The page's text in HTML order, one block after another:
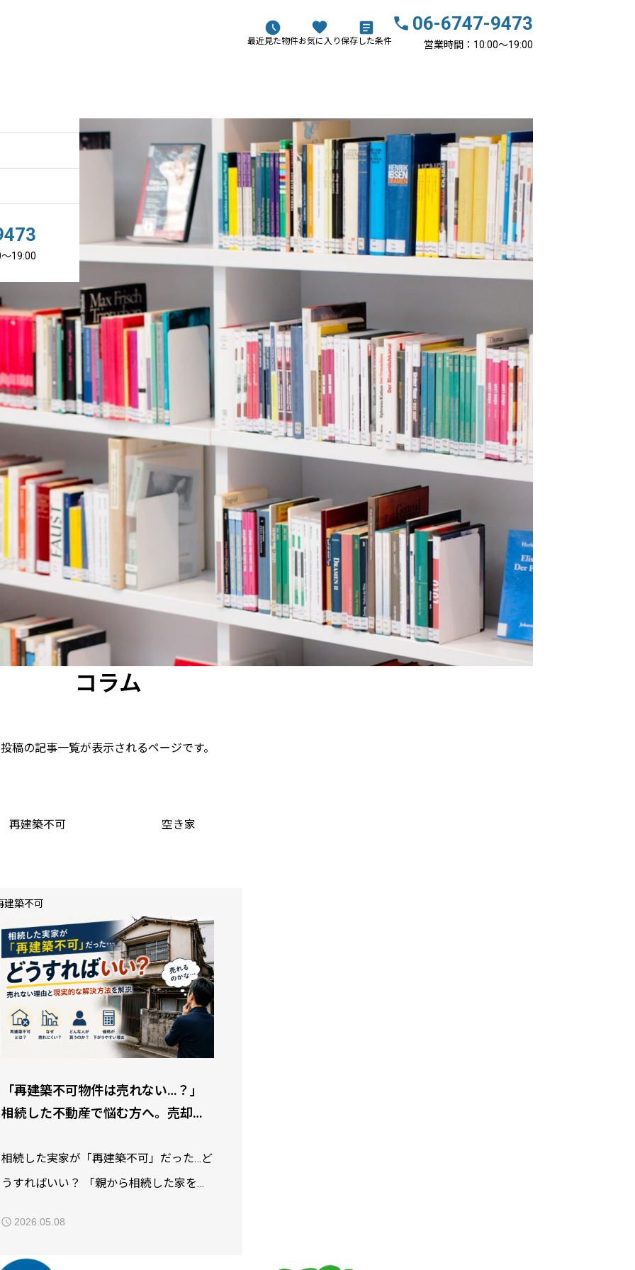
19:00
最近見た物件お気に入り保存した条件
06-6747-9473
営業時間：10:00〜19:00
い…？」相続した不動産で悩
む方へ。売却できるケースと
現実的な対処法
2026.05.08
コラム
投稿の記事一覧が表示されるページです。
再建築不可 空き家
建築不可
「再建築不可物件は売れない…？」
相続した不動産で悩む方へ。売却で
相続した実家が「再建築不可」だった…ど
うすればいい？ 「親から相続した家を売
けた際に、このような相談をよくいただ
2026.05.08